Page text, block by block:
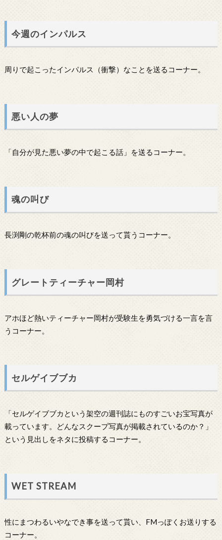
今週のインパルス
周りで起こったインパルス（衝撃）なことを送るコーナー。
悪い人の夢
「自分が見た悪い夢の中で起こる話」を送るコーナー。
魂の叫び
長渕剛の乾杯前の魂の叫びを送って貰うコーナー。
グレートティーチャー岡村
アホほど熱いティーチャー岡村が受験生を勇気づける一言を言
うコーナー。
セルゲイブブカ
「セルゲイブブカという架空の週刊誌にものすごいお宝写真が
載っています。どんなスクープ写真が掲載されているのか？」
という見出しをネタに投稿するコーナー。
WET STREAM
性にまつわるいやなでき事を送って貰い、FMっぽくお送りする
コーナー。